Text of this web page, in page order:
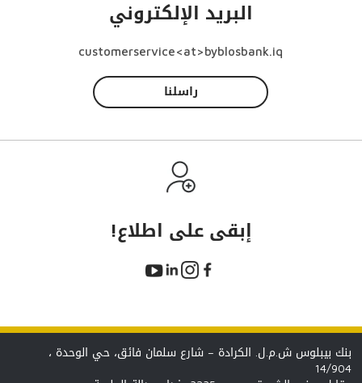
البريد الإلكتروني
customerservice<at>byblosbank.iq
راسلنا
!إبقى على اطلاع
بنك بيبلوس ش.م.ل. الكرادة – شارع سلمان فائق، حي الوحدة ،
14/904